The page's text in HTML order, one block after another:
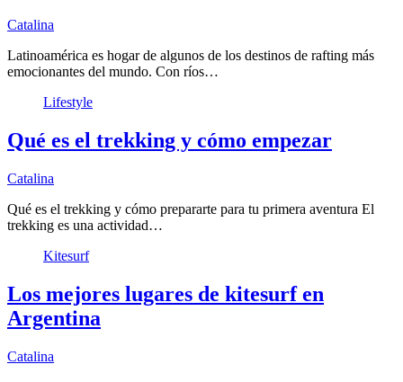
Catalina
Latinoamérica es hogar de algunos de los destinos de rafting más
emocionantes del mundo. Con ríos…
Lifestyle
Qué es el trekking y cómo empezar
Catalina
Qué es el trekking y cómo prepararte para tu primera aventura El
trekking es una actividad…
Kitesurf
Los mejores lugares de kitesurf en
Argentina
Catalina